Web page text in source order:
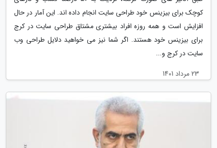
کوچک برای بیزینس خود طراحی سایت انجام داده اند. این آمار در حال
افزایش است و همه روزه افراد بیشتری مشتاق طراحی سایت در کرج
برای بیزینس خود هستند. اگر شما نیز می خواهید دلایل طراحی وب
سایت در کرج و...
23 مرداد 1401